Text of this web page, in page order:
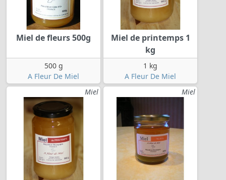
Miel de fleurs 500g
500 g
A Fleur De Miel
Miel de printemps 1
kg
1 kg
A Fleur De Miel
Miel
Miel